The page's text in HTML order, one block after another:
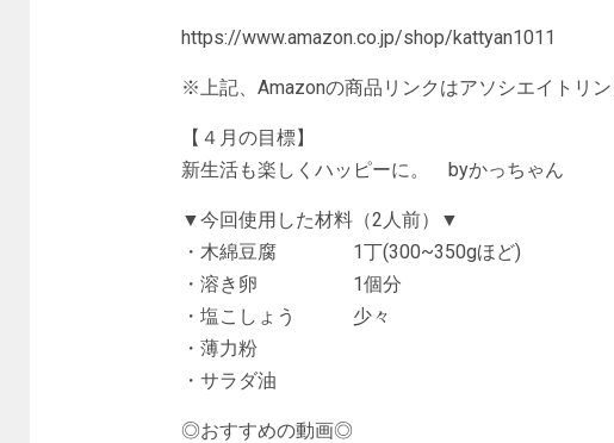
https://www.amazon.co.jp/shop/kattyan1011
※上記、Amazonの商品リンクはアソシエイトリン
【４月の目標】
新生活も楽しくハッピーに。 byかっちゃん
▼今回使用した材料（2人前）▼
・木綿豆腐 1丁(300~350gほど)
・溶き卵 1個分
・塩こしょう 少々
・薄力粉
・サラダ油
◎おすすめの動画◎